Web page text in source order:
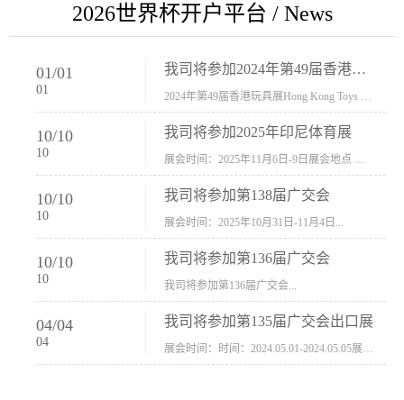
2026世界杯开户平台 / News
01/01
01
我司将参加2024年第49届香港玩具展Hong Kong Toys & Games Fair 欢迎新···
10/10
10
我司将参加2025年印尼体育展
10/10
10
我司将参加第138届广交会
展会时间：2025年10月31日-11月4日...
10/10
10
我司将参加第136届广交会
我司将参加第136届广交会...
04/04
04
我司将参加第135届广交会出口展
展会时间：时间：2024.05.01-2024.05.05展会地址：中国进出口商品交易会展馆福建康莱宝公司展位号12.1G37-38、H11-12，浙江康莱宝展位号17.1B23-24、C19-20...